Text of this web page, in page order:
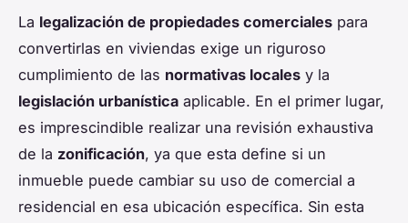
La legalización de propiedades comerciales para
convertirlas en viviendas exige un riguroso
cumplimiento de las normativas locales y la
legislación urbanística aplicable. En el primer lugar,
es imprescindible realizar una revisión exhaustiva
de la zonificación, ya que esta define si un
inmueble puede cambiar su uso de comercial a
residencial en esa ubicación específica. Sin esta